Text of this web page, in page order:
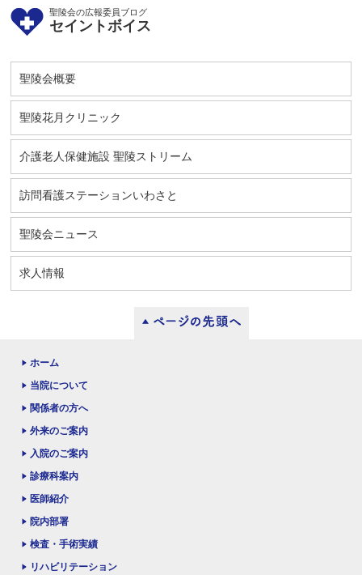
聖陵会の広報委員ブログ
セイントボイス
聖陵会概要
聖陵花月クリニック
介護老人保健施設 聖陵ストリーム
訪問看護ステーションいわさと
聖陵会ニュース
求人情報
ホーム
当院について
関係者の方へ
外来のご案内
入院のご案内
診療科案内
医師紹介
院内部署
検査・手術実績
リハビリテーション